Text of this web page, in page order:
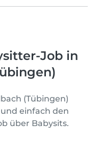
Job in
(Tübingen)
einfach den
über Babysits.